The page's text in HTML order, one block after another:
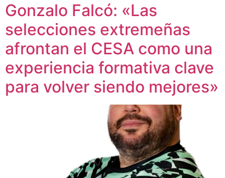
Gonzalo Falcó: «Las
selecciones extremeñas
afrontan el CESA como una
experiencia formativa clave
para volver siendo mejores»